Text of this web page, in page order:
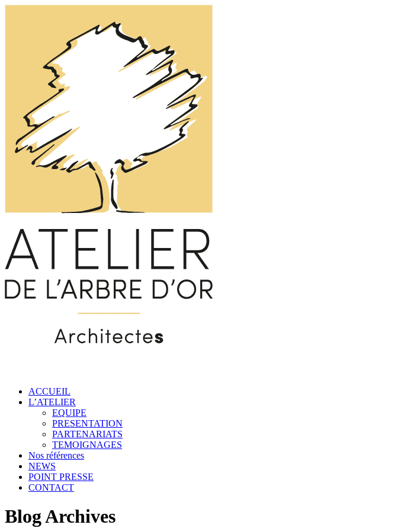
ACCUEIL
L’ATELIER
EQUIPE
PRESENTATION
PARTENARIATS
TEMOIGNAGES
Nos références
NEWS
POINT PRESSE
CONTACT
Blog Archives